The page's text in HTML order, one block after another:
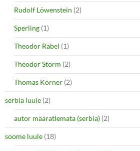
Rudolf Löwenstein (2)
Sperling (1)
Theodor Räbel (1)
Theodor Storm (2)
Thomas Körner (2)
serbia luule (2)
autor määratlemata (serbia) (2)
soome luule (18)